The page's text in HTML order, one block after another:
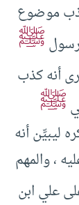
موضوع
ﷺ
أنه كذب
ﷺ
ليبيِّن أنه
، والمهم
علي ابن